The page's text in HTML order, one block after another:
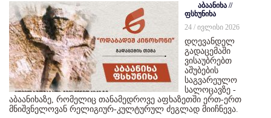
აბაანიხა //
ფსხუნიხა
24 / ივლისი 2026
დღევანდელ
გადაცემაში
ვისაუბრებთ
აშუბების
საგვარეულო
სალოცავზე -
აბაანიხაზე, რომელიც თანამედროვე აფხაზეთში ერთ-ერთ
მნიშვნელოვან რელიგიურ-კულტურულ ძეგლად მიიჩნევა.